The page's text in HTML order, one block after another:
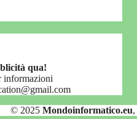
qua!
informazioni
© 2025 Mondoinformatico.eu,